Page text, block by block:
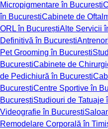
Micropigmentare în București
în BucureștiCabinete de
ORL în BucureștiAlte Servicii
Definitivă în București
Pet Grooming în București
BucureștiCabinete de
de Pedichiură în București
BucureștiCentre Sportive în
BucureștiStudiouri de Tatuaje
Videografie în București
Remodelare Corporală în